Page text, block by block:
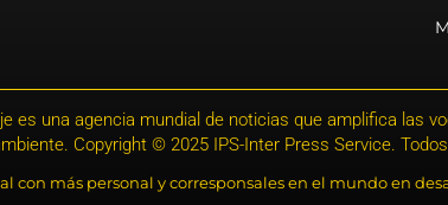
es una agencia mundial de noticias que amplifica las
Copyright © 2025 IPS-Inter Press Service.
más personal y corresponsales en el mundo en